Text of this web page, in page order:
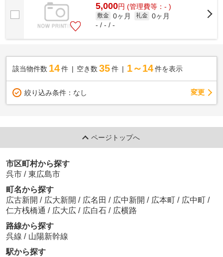
5,000円 (管理費等：- )
敷金 0ヶ月 礼金 0ヶ月
- / - / -
該当物件数 14件 空き数 35 件 1～14 件を表示
絞り込み条件： なし 変更
ページトップへ
市区町村から探す
呉市 / 東広島市
町名から探す
広古新開 / 広大新開 / 広名田 / 広中新開 / 広本町 / 広中町 /
仁方桟橋通 / 広大広 / 広白石 / 広横路
路線から探す
呉線 / 山陽新幹線
駅から探す